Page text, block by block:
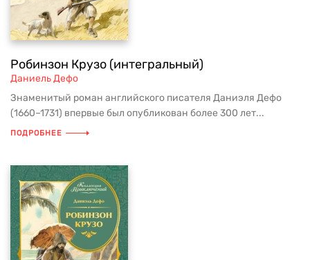
Робинзон Крузо (интегральный)
Даниель Дефо
Знаменитый роман английского писателя Даниэля Дефо
(1660–1731) впервые был опубликован более 300 лет...
ПОДРОБНЕЕ